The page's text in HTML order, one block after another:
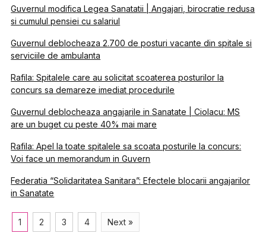
Guvernul modifica Legea Sanatatii | Angajari, birocratie redusa
si cumulul pensiei cu salariul
Guvernul deblocheaza 2.700 de posturi vacante din spitale si
serviciile de ambulanta
Rafila: Spitalele care au solicitat scoaterea posturilor la
concurs sa demareze imediat procedurile
Guvernul deblocheaza angajarile in Sanatate | Ciolacu: MS
are un buget cu peste 40% mai mare
Rafila: Apel la toate spitalele sa scoata posturile la concurs:
Voi face un memorandum in Guvern
Federatia “Solidaritatea Sanitara”: Efectele blocarii angajarilor
in Sanatate
1 2 3 4 Next »